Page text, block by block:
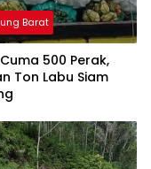
Barat
500 Perak,
Ton Labu Siam